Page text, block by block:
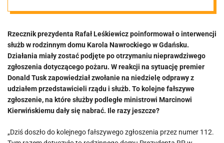
Wyważono
drzwi. Nawet
Tuskowi
szczęka opadła
Rzecznik prezydenta Rafał Leśkiewicz poinformował o interwencji
służb w rodzinnym domu Karola Nawrockiego w Gdańsku.
Działania miały zostać podjęte po otrzymaniu nieprawdziwego
zgłoszenia dotyczącego pożaru. W reakcji na sytuację premier
Donald Tusk zapowiedział zwołanie na niedzielę odprawy z
udziałem przedstawicieli rządu i służb. To kolejne fałszywe
zgłoszenie, na które służby podległe ministrowi Marcinowi
Kierwińskiemu dały się nabrać. Ile razy jeszcze?
„Dziś doszło do kolejnego fałszywego zgłoszenia przez numer 112.